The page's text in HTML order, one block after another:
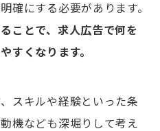
載
確にする必要があります。
ことで、求人広告で何を
すくなります。
スキルや経験といった条
機なども深堀りして考え